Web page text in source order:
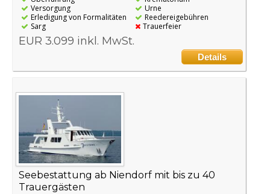
Versorgung
Erledigung von Formalitäten
Sarg
Urne
Reedereigebühren
Trauerfeier
EUR 3.099 inkl. MwSt.
Details
Seebestattung ab Niendorf mit bis zu 40
Trauergästen